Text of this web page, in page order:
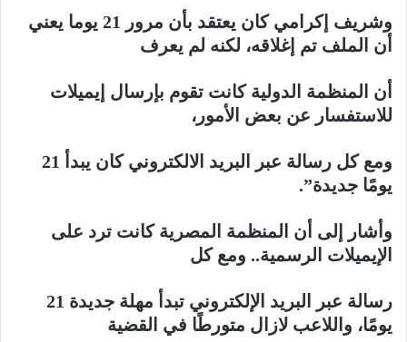
وشريف إكرامي كان يعتقد بأن مرور 21 يوما يعني
أن الملف تم إغلاقه، لكنه لم يعرف
أن المنظمة الدولية كانت تقوم بإرسال إيميلات
للاستفسار عن بعض الأمور،
ومع كل رسالة عبر البريد الالكتروني كان يبدأ 21
يومًا جديدة”.
وأشار إلى أن المنظمة المصرية كانت ترد على
الإيميلات الرسمية.. ومع كل
رسالة عبر البريد الإلكتروني تبدأ مهلة جديدة 21
يومًا، واللاعب لازال متورطًا في القضية